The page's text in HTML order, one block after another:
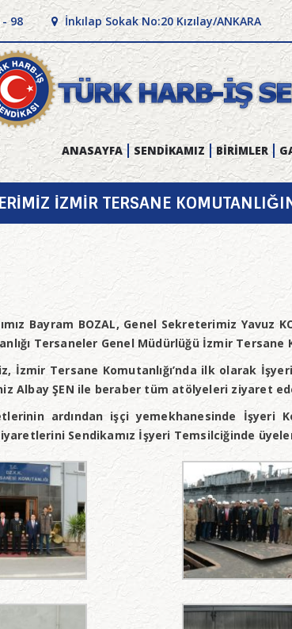
- 98 İnkılap Sokak No:20 Kızılay/ANKARA
ANASAYFA SENDİKAMIZ BİRİMLER
İZMİR TERSANE
Bayram BOZAL, Genel Sekreterimiz Yavuz
Tersaneler Genel Müdürlüğü İzmir Tersane
İzmir Tersane Komutanlığı’nda ilk olarak
Albay ŞEN ile beraber tüm atölyeleri ziyaret
ardından işçi yemekhanesinde İşyeri
Sendikamız İşyeri Temsilciğinde